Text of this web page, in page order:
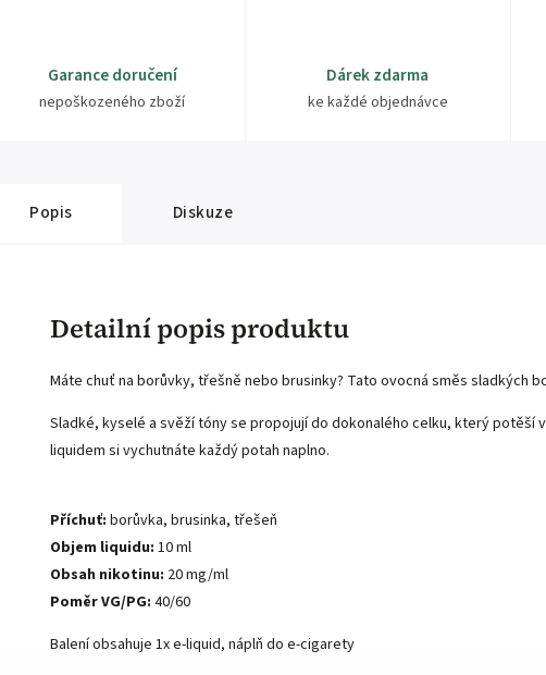
Garance doručení
nepoškozeného zboží
Dárek zdarma
ke každé objednávce
Popis Diskuze
Detailní popis produktu
Máte chuť na borůvky, třešně nebo brusinky? Tato ovocná směs sladkých
Sladké, kyselé a svěží tóny se propojují do dokonalého celku, který potěší
liquidem si vychutnáte každý potah naplno.
Příchuť: borůvka, brusinka, třešeň
Objem liquidu: 10 ml
Obsah nikotinu: 20 mg/ml
Poměr VG/PG: 40/60
Balení obsahuje 1x e-liquid, náplň do e-cigarety